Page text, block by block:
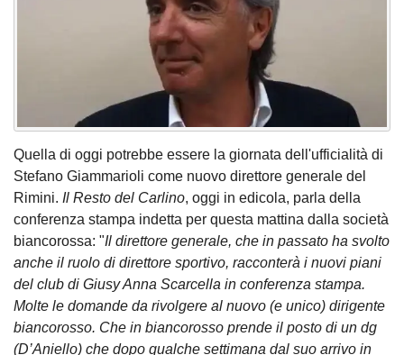
Quella di oggi potrebbe essere la giornata dell'ufficialità di
Stefano Giammarioli come nuovo direttore generale del
Rimini. Il Resto del Carlino, oggi in edicola, parla della
conferenza stampa indetta per questa mattina dalla società
biancorossa: "Il direttore generale, che in passato ha svolto
anche il ruolo di direttore sportivo, racconterà i nuovi piani
del club di Giusy Anna Scarcella in conferenza stampa.
Molte le domande da rivolgere al nuovo (e unico) dirigente
biancorosso. Che in biancorosso prende il posto di un dg
(D’Aniello) che dopo qualche settimana dal suo arrivo in